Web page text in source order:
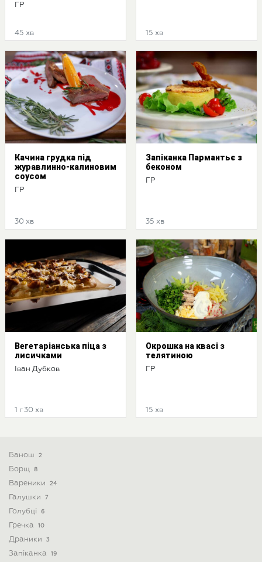
ГР
45 хв 15 хв
Качина грудка під
журавлинно-калиновим
соусом
ГР
30 хв
Запіканка Пармантьє з
беконом
ГР
35 хв
Вегетаріанська піца з
лисичками
Іван Дубков
1 г 30 хв
Окрошка на квасі з
телятиною
ГР
15 хв
Банош 2
Борщ 8
Вареники 24
Галушки 7
Голубці 6
Гречка 10
Драники 3
Запіканка 19